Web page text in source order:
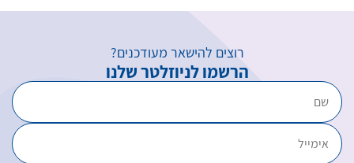
רוצים להישאר מעודכנים?
הרשמו לניוזלטר שלנו